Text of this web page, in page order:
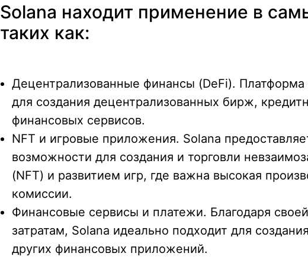
Solana находит применение в
таких как:
Децентрализованные финансы (DeFi). Платформа
для создания децентрализованных бирж,
финансовых сервисов.
NFT и игровые приложения. Solana
возможности для создания и торговли
(NFT) и развитием игр, где важна высокая
комиссии.
Финансовые сервисы и платежи. Благодаря
затратам, Solana идеально подходит для
других финансовых приложений.